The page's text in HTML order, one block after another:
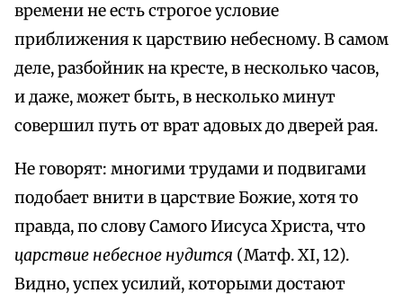
времени не есть строгое условие
приближения к царствию небесному. В самом
деле, разбойник на кресте, в несколько часов,
и даже, может быть, в несколько минут
совершил путь от врат адовых до дверей рая.
Не говорят: многими трудами и подвигами
подобает внити в царствие Божие, хотя то
правда, по слову Самого Иисуса Христа, что
царствие небесное нудится (Матф. XI, 12).
Видно, успех усилий, которыми достают